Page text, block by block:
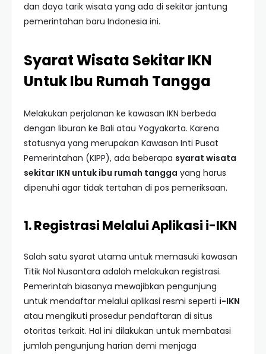
dan daya tarik wisata yang ada di sekitar jantung
pemerintahan baru Indonesia ini.
Syarat Wisata Sekitar IKN
Untuk Ibu Rumah Tangga
Melakukan perjalanan ke kawasan IKN berbeda
dengan liburan ke Bali atau Yogyakarta. Karena
statusnya yang merupakan Kawasan Inti Pusat
Pemerintahan (KIPP), ada beberapa syarat wisata
sekitar IKN untuk ibu rumah tangga yang harus
dipenuhi agar tidak tertahan di pos pemeriksaan.
1. Registrasi Melalui Aplikasi i-IKN
Salah satu syarat utama untuk memasuki kawasan
Titik Nol Nusantara adalah melakukan registrasi.
Pemerintah biasanya mewajibkan pengunjung
untuk mendaftar melalui aplikasi resmi seperti i-IKN
atau mengikuti prosedur pendaftaran di situs
otoritas terkait. Hal ini dilakukan untuk membatasi
jumlah pengunjung harian demi menjaga